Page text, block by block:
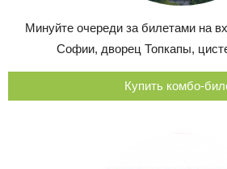
Минуйте очереди за билетами на
Софии, дворец Топкапы,
Купить комбо-